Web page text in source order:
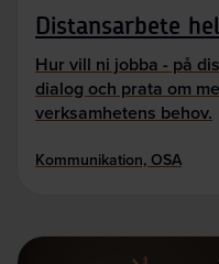
Distansarbete
Hur vill ni jobba - på
dialog och prata om
verksamhetens behov.
Kommunikation, OSA